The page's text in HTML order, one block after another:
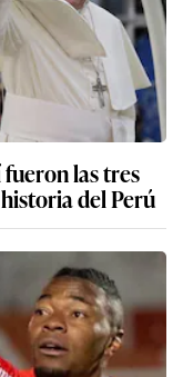
fueron las tres
del Perú